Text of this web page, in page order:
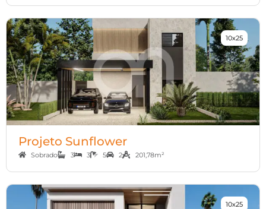
Projeto Sunflower
Sobrado 3 3 5 2 201,78m²
10x25
10x25